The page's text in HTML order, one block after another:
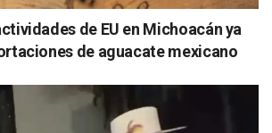
de EU en Michoacán ya
de aguacate mexicano